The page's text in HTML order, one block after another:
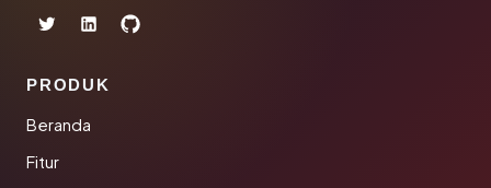
PRODUK
Beranda
Fitur